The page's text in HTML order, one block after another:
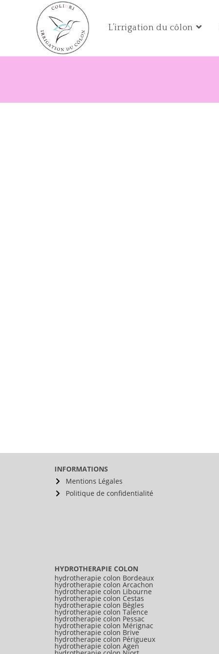
L’irrigation du côlon
INFORMATIONS
Mentions Légales
Politique de confidentialité
HYDROTHERAPIE COLON
hydrotherapie colon Bordeaux
hydrotherapie colon Arcachon
hydrotherapie colon Libourne
hydrotherapie colon Cestas
hydrotherapie colon Bègles
hydrotherapie colon Talence
hydrotherapie colon Pessac
hydrotherapie colon Mérignac
hydrotherapie colon Brive
hydrotherapie colon Périgueux
hydrotherapie colon Agen